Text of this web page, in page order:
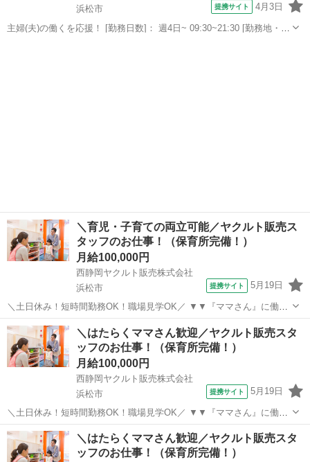
浜松市
提携サイト 4月3日
主婦(夫)の働くを応援！ [勤務日数]： 週4日~ 09:30~21:30 [勤務地・最
＼育児・子育ての両立可能／ヤクルト販売ス
タッフのお仕事！（保育所完備！）
月給100,000円
西静岡ヤクルト販売株式会社
浜松市
提携サイト 5月19日
＼土日休み！短時間勤務OK！職場見学OK／ ▼▼『ママさん』に働き
やすい就業環境をご用意▼▼ 『子育て・育児との両立を一番にサポ—
トしております！』 ◎無料で使える保育所あり（お子さんを預けなが
ら勤務可能♪） ◎未経験OK（...
静岡 浜松市 その他
＼はたらくママさん歓迎／ヤクルト販売スタ
ッフのお仕事！（保育所完備！）
月給100,000円
西静岡ヤクルト販売株式会社
浜松市
提携サイト 5月19日
＼土日休み！短時間勤務OK！職場見学OK／ ▼▼『ママさん』に働き
やすい就業環境をご用意▼▼ 『子育て・育児との両立を一番にサポ—
トしております！』 ◎無料で使える保育所あり（お子さんを預けなが
ら勤務可能♪） ◎未経験OK（...
静岡 浜松市 その他
＼はたらくママさん歓迎／ヤクルト販売スタ
ッフのお仕事！（保育所完備！）